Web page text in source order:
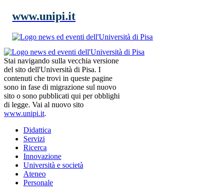
www.unipi.it
Stai navigando sulla vecchia versione
del sito dell'Università di Pisa. I
contenuti che trovi in queste pagine
sono in fase di migrazione sul nuovo
sito o sono pubblicati qui per obblighi
di legge. Vai al nuovo sito
www.unipi.it.
Didattica
Servizi
Ricerca
Innovazione
Università e società
Ateneo
Personale